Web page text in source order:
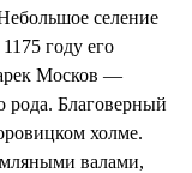
селение
году его
Москов —
рода. Благоверный
холме.
валами,